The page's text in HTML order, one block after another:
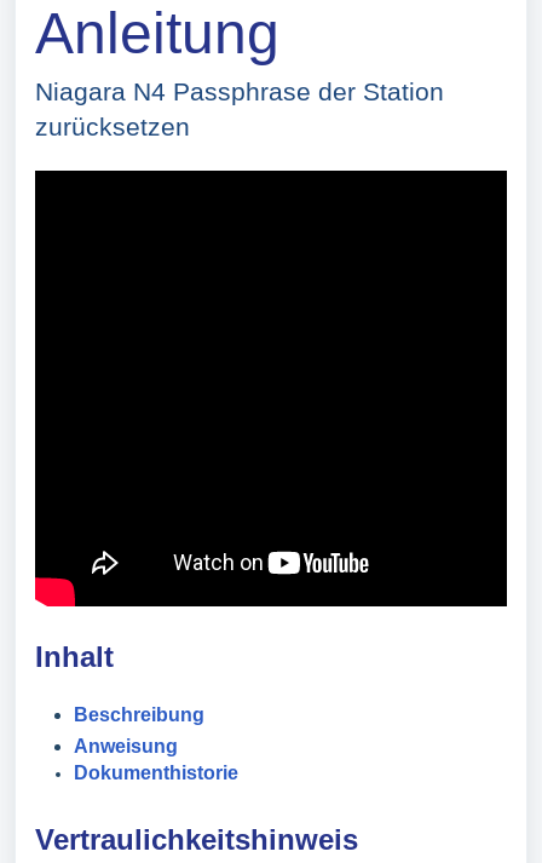
Anleitung
Niagara N4 Passphrase der Station
zurücksetzen
Inhalt
Beschreibung
Anweisung
Dokumenthistorie
Vertraulichkeitshinweis